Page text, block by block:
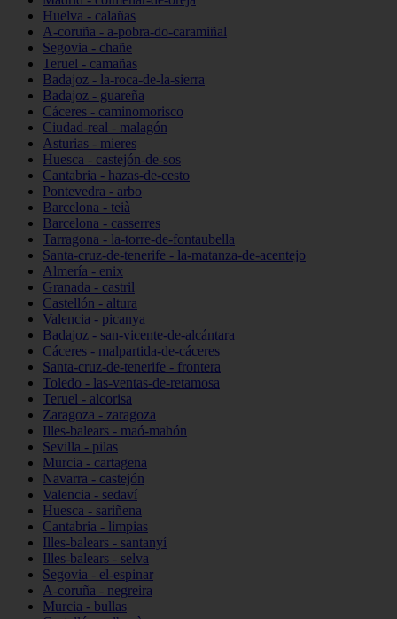
Huelva - calañas
A-coruña - a-pobra-do-caramiñal
Segovia - chañe
Teruel - camañas
Badajoz - la-roca-de-la-sierra
Badajoz - guareña
Cáceres - caminomorisco
Ciudad-real - malagón
Asturias - mieres
Huesca - castejón-de-sos
Cantabria - hazas-de-cesto
Pontevedra - arbo
Barcelona - teià
Barcelona - casserres
Tarragona - la-torre-de-fontaubella
Santa-cruz-de-tenerife - la-matanza-de-acentejo
Almería - enix
Granada - castril
Castellón - altura
Valencia - picanya
Badajoz - san-vicente-de-alcántara
Cáceres - malpartida-de-cáceres
Santa-cruz-de-tenerife - frontera
Toledo - las-ventas-de-retamosa
Teruel - alcorisa
Zaragoza - zaragoza
Illes-balears - maó-mahón
Sevilla - pilas
Murcia - cartagena
Navarra - castejón
Valencia - sedaví
Huesca - sariñena
Cantabria - limpias
Illes-balears - santanyí
Illes-balears - selva
Segovia - el-espinar
A-coruña - negreira
Murcia - bullas